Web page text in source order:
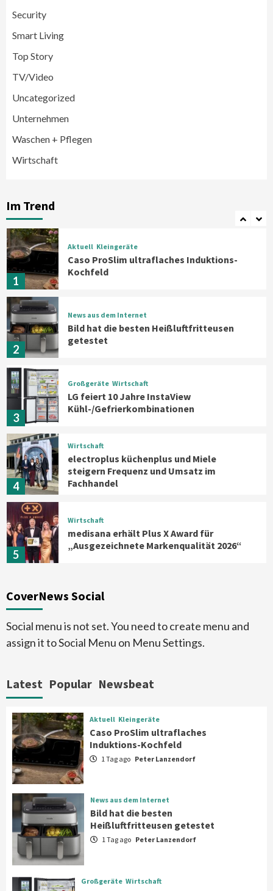
Security
Smart Living
Top Story
TV/Video
Uncategorized
Unternehmen
Waschen + Pflegen
Wirtschaft
Im Trend
5
6
Verbraucher setzen immer mehr auf
Klimageräte und Ventilatoren
7
1
Aktuell Kleingeräte
Caso ProSlim ultraflaches Induktions-
Kochfeld
2
News aus dem Internet
Bild hat die besten Heißluftfritteusen
getestet
3
Großgeräte Wirtschaft
LG feiert 10 Jahre InstaView
Kühl-/Gefrierkombinationen
4
Wirtschaft
electroplus küchenplus und Miele
steigern Frequenz und Umsatz im
Fachhandel
5
Wirtschaft
medisana erhält Plus X Award für
„Ausgezeichnete Markenqualität 2026“
6
Verbraucher setzen immer mehr auf
7
Angeboten
1
Aktuell Kleingeräte
Caso ProSlim ultraflaches Induktions-
Kochfeld
News aus dem Internet
Bild hat die besten Heißluftfritteusen
getestet
Großgeräte
LG feiert 10 Jahre InstaView
Kühl-/Gefrierkombinationen
CoverNews Social
Social menu is not set. You need to create menu and
assign it to Social Menu on Menu Settings.
Latest Popular Newsbeat
Aktuell Kleingeräte
Caso ProSlim ultraflaches
Induktions-Kochfeld
1 Tag ago Peter Lanzendorf
News aus dem Internet
Bild hat die besten
Heißluftfritteusen getestet
1 Tag ago Peter Lanzendorf
Großgeräte Wirtschaft